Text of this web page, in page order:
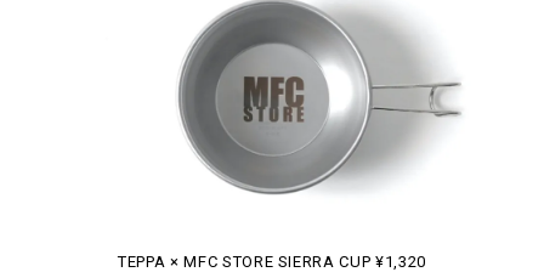
TEPPA × MFC STORE SIERRA CUP ¥1,320